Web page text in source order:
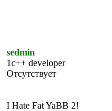
sedmin
1c++ developer
Отсутствует
I Hate Fat YaBB 2!